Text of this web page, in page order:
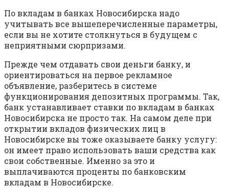
По вкладам в банках Новосибирска надо
учитывать все вышеперечисленные параметры,
если вы не хотите столкнуться в будущем с
неприятными сюрпризами.
Прежде чем отдавать свои деньги банку, и
ориентироваться на первое рекламное
объявление, разберитесь в системе
функционирования депозитных программы. Так,
банк устанавливает ставки по вкладам в банках
Новосибирска не просто так. На самом деле при
открытии вкладов физических лиц в
Новосибирске вы тоже оказываете банку услугу:
он имеет право использовать ваши средства как
свои собственные. Именно за это и
выплачиваются проценты по банковским
вкладам в Новосибирске.